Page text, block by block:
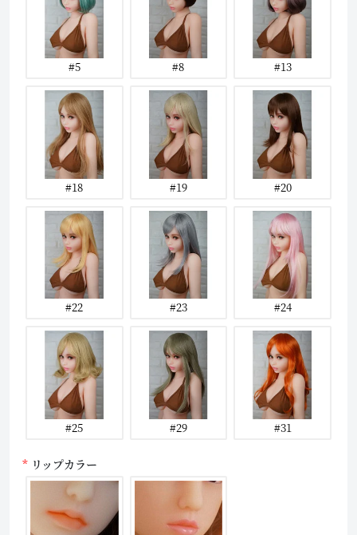
#5 #8 #13
#18 #19 #20
#22 #23 #24
#25 #29 #31
リップカラー